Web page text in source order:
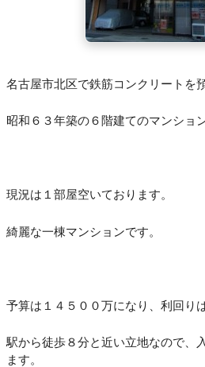
名古屋市北区で鉄筋コンクリートを
昭和６３年築の６階建てのマンショ
現況は１部屋空いております。
綺麗な一棟マンションです。
予算は１４５００万になり、利回り
駅から徒歩８分と近い立地なので、
ます。